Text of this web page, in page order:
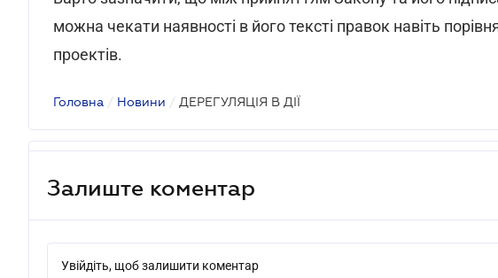
можна чекати наявності в його тексті правок навіть
проектів.
Головна / Новини / ДЕРЕГУЛЯЦІЯ В ДІЇ
Залиште коментар
Увійдіть, щоб залишити коментар